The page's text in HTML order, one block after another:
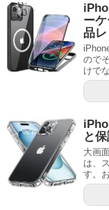
ー
品
ので
けで
と
大画
は、
す。